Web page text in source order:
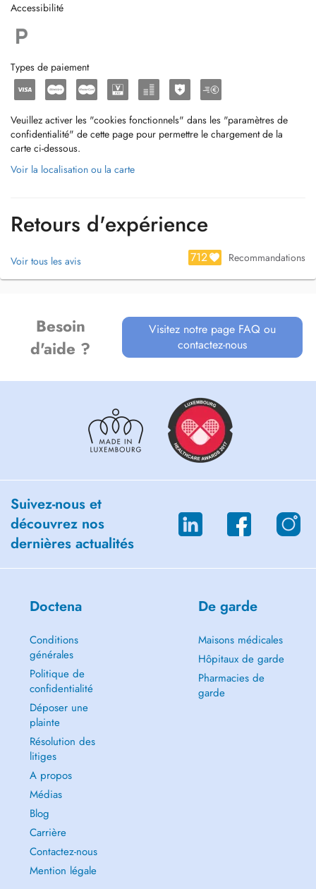
Accessibilité
Types de paiement
Veuillez activer les "cookies fonctionnels" dans les "paramètres de
confidentialité" de cette page pour permettre le chargement de la
carte ci-dessous.
Voir la localisation ou la carte
Retours d'expérience
Voir tous les avis 712 Recommandations
Besoin
d'aide ?
Visitez notre page FAQ ou
contactez-nous
Suivez-nous et
découvrez nos
dernières actualités
Doctena
Conditions
générales
Politique de
confidentialité
Déposer une
plainte
Résolution des
litiges
A propos
Médias
Blog
Carrière
Contactez-nous
Mention légale
De garde
Maisons médicales
Hôpitaux de garde
Pharmacies de
garde